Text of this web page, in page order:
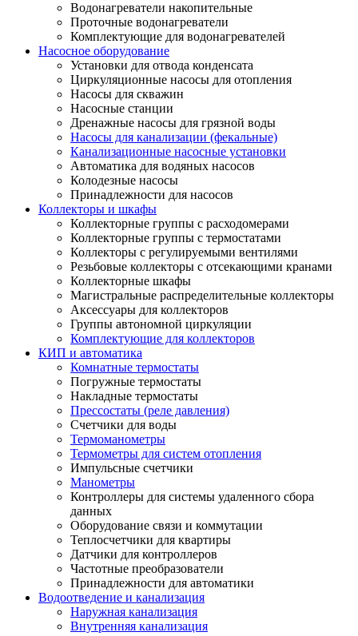
Водонагреватели накопительные
Проточные водонагреватели
Комплектующие для водонагревателей
Насосное оборудование
Установки для отвода конденсата
Циркуляционные насосы для отопления
Насосы для скважин
Насосные станции
Дренажные насосы для грязной воды
Насосы для канализации (фекальные)
Канализационные насосные установки
Автоматика для водяных насосов
Колодезные насосы
Принадлежности для насосов
Коллекторы и шкафы
Коллекторные группы с расходомерами
Коллекторные группы с термостатами
Коллекторы с регулируемыми вентилями
Резьбовые коллекторы с отсекающими кранами
Коллекторные шкафы
Магистральные распределительные коллекторы
Аксессуары для коллекторов
Группы автономной циркуляции
Комплектующие для коллекторов
КИП и автоматика
Комнатные термостаты
Погружные термостаты
Накладные термостаты
Прессостаты (реле давления)
Счетчики для воды
Термоманометры
Термометры для систем отопления
Импульсные счетчики
Манометры
Контроллеры для системы удаленного сбора
данных
Оборудование связи и коммутации
Теплосчетчики для квартиры
Датчики для контроллеров
Частотные преобразователи
Принадлежности для автоматики
Водоотведение и канализация
Наружная канализация
Внутренняя канализация